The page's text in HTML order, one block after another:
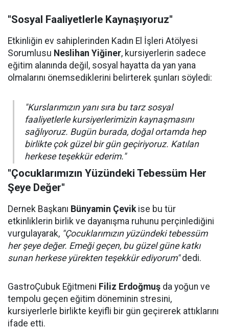
"Sosyal Faaliyetlerle Kaynaşıyoruz"
Etkinliğin ev sahiplerinden Kadın El İşleri Atölyesi
Sorumlusu Neslihan Yiğiner, kursiyerlerin sadece
eğitim alanında değil, sosyal hayatta da yan yana
olmalarını önemsediklerini belirterek şunları söyledi:
"Kurslarımızın yanı sıra bu tarz sosyal
faaliyetlerle kursiyerlerimizin kaynaşmasını
sağlıyoruz. Bugün burada, doğal ortamda hep
birlikte çok güzel bir gün geçiriyoruz. Katılan
herkese teşekkür ederim."
"Çocuklarımızın Yüzündeki Tebessüm Her
Şeye Değer"
Dernek Başkanı Bünyamin Çevikise bu tür
etkinliklerin birlik ve dayanışma ruhunu perçinlediğini
vurgulayarak, "Çocuklarımızın yüzündeki tebessüm
her şeye değer. Emeği geçen, bu güzel güne katkı
sunan herkese yürekten teşekkür ediyorum"dedi.
GastroÇubuk Eğitmeni Filiz Erdoğmuş da yoğun ve
tempolu geçen eğitim döneminin stresini,
kursiyerlerle birlikte keyifli bir gün geçirerek attıklarını
ifade etti.